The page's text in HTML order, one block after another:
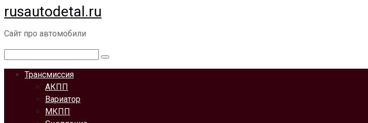
Перейти
к
контенту
rusautodetal.ru
Сайт про автомобили
Трансмиссия
АКПП
Вариатор
МКПП